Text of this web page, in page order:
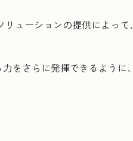
ューションの提供によって、
をさらに発揮できるように、